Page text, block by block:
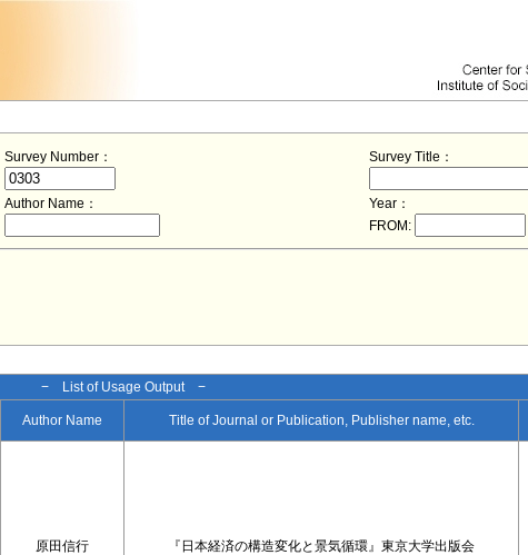
Survey Number： Survey Title：
Author Name：
Year：
FROM:
− List of Usage Output −
Author Name Title of Journal or Publication, Publisher name, etc.
原田信行 『日本経済の構造変化と景気循環』東京大学出版会